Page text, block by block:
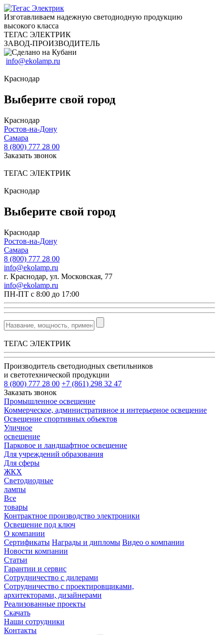
Изготавливаем надежную светодиодную продукцию
высокого класса
ТЕГАС ЭЛЕКТРИК
ЗАВОД-ПРОИЗВОДИТЕЛЬ
info@ekolamp.ru
Краснодар
Выберите свой город
Краснодар
Ростов-на-Дону
Самара
8 (800) 777 28 00
Заказать звонок
ТЕГАС ЭЛЕКТРИК
Краснодар
Выберите свой город
Краснодар
Ростов-на-Дону
Самара
8 (800) 777 28 00
info@ekolamp.ru
г. Краснодар, ул. Московская, 77
info@ekolamp.ru
ПН-ПТ с 8:00 до 17:00
ТЕГАС ЭЛЕКТРИК
Производитель светодиодных светильников
и светотехнической продукции
8 (800) 777 28 00 +7 (861) 298 32 47
Заказать звонок
Промышленное освещение
Коммерческое, административное и интерьерное освещение
Освещение спортивных объектов
Уличное
освещение
Парковое и ландшафтное освещение
Для учреждений образования
Для сферы
ЖКХ
Светодиодные
лампы
Все
товары
Контрактное производство электроники
Освещение под ключ
О компании
Сертификаты Награды и дипломы Видео о компании
Новости компании
Статьи
Гарантии и сервис
Сотрудничество с дилерами
Сотрудничество с проектировщиками,
архитекторами, дизайнерами
Реализованные проекты
Скачать
Наши сотрудники
Контакты